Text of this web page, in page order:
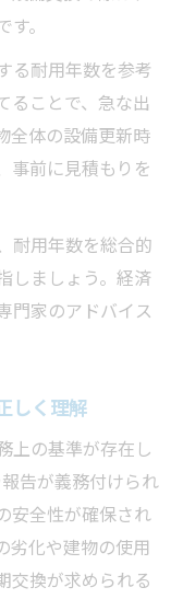
。
る耐用年数を参考
ることで、急な出
全体の設備更新時
事前に見積もりを
耐用年数を総合的
しましょう。経済
門家のアドバイス
しく理解
上の基準が存在し
告が義務付けられ
安全性が確保され
劣化や建物の使用
交換が求められる